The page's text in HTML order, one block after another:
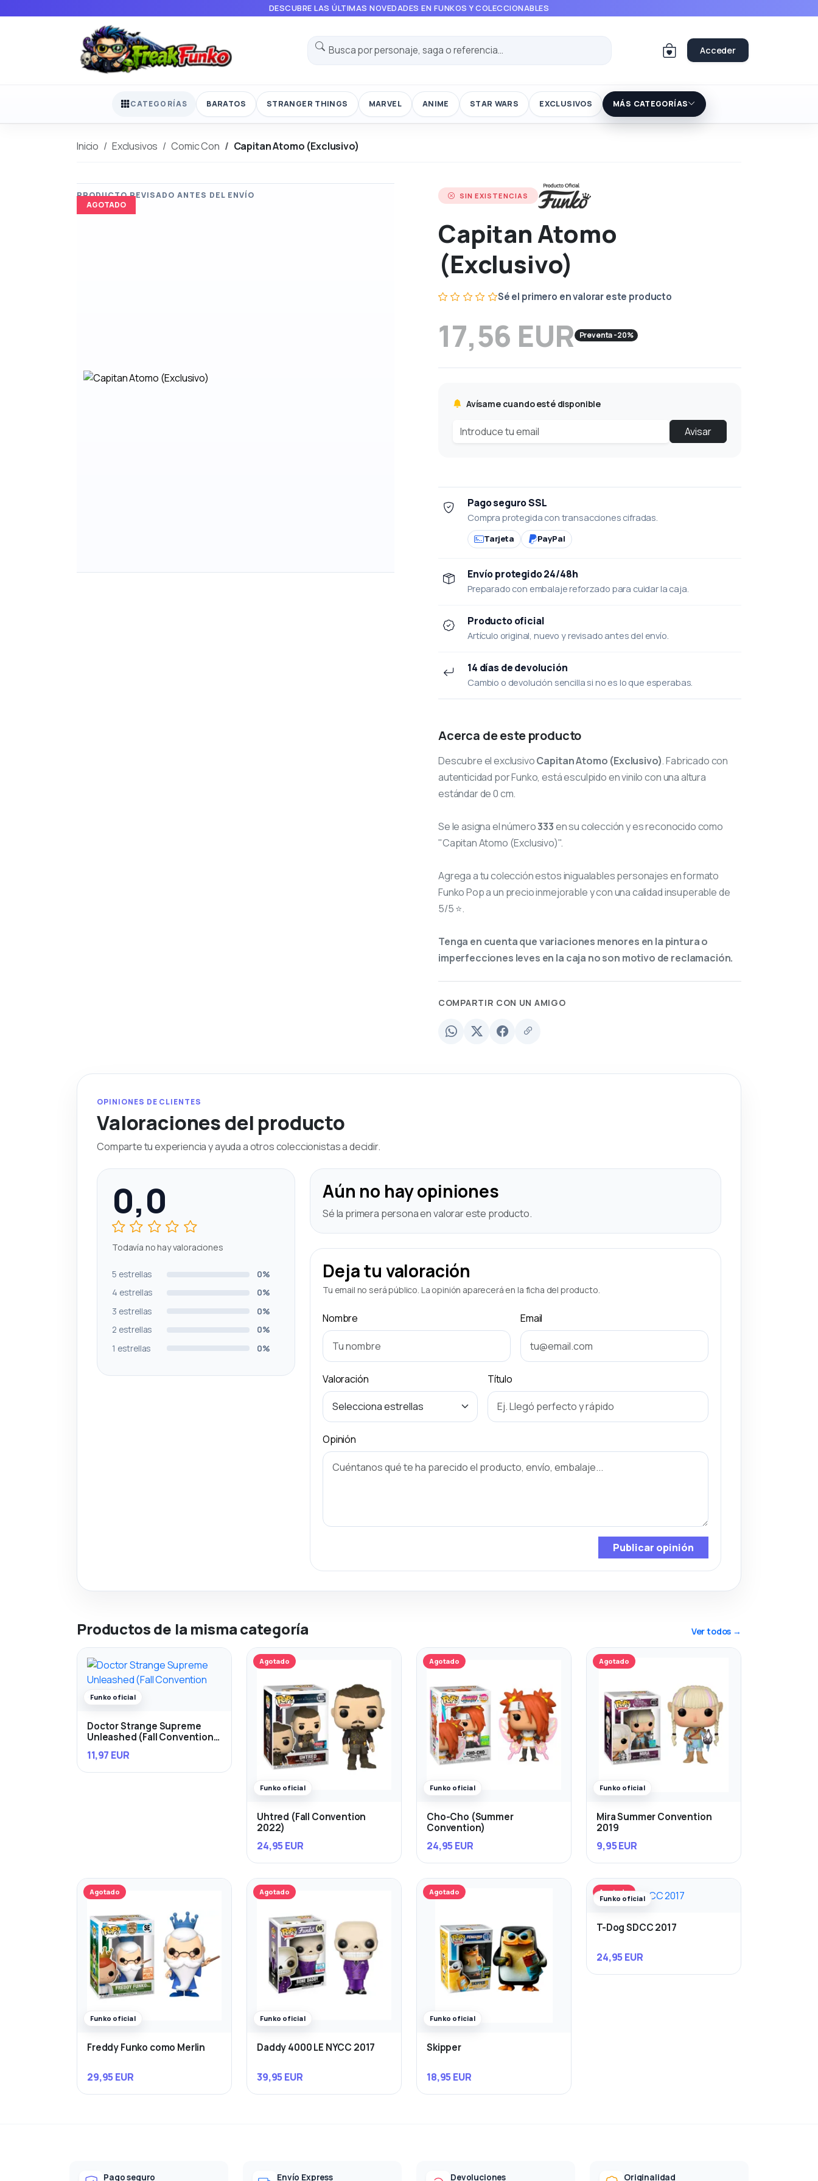
DESCUBRE LAS ÚLTIMAS NOVEDADES EN FUNKOS Y COLECCIONABLES
Acceder
CATEGORÍAS BARATOS STRANGER THINGS MARVEL ANIME STAR WARS EXCLUSIVOS MÁS CATEGORÍAS
Inicio Exclusivos Comic Con Capitan Atomo (Exclusivo)
AGOTADO
SIN EXISTENCIAS
Capitan Atomo
(Exclusivo)
Sé el primero en valorar este producto
17,56 EUR Preventa -20%
Avísame cuando esté disponible
Avisar
Pago seguro SSL
Compra protegida con transacciones cifradas.
Tarjeta PayPal
Envío protegido 24/48h
Preparado con embalaje reforzado para cuidar la caja.
Producto oficial
Artículo original, nuevo y revisado antes del envío.
14 días de devolución
Cambio o devolución sencilla si no es lo que esperabas.
Acerca de este producto
Descubre el exclusivoCapitan Atomo (Exclusivo). Fabricado con
autenticidad por Funko, está esculpido en vinilo con una altura
estándar de 0 cm.
Se le asigna el número333en su colección y es reconocido como
"Capitan Atomo (Exclusivo)".
Agrega a tu colección estos inigualables personajes en formato
Funko Pop a un precio inmejorable y con una calidad insuperable de
5/5 ⭐.
Tenga en cuenta que variaciones menores en la pintura o
imperfecciones leves en la caja no son motivo de reclamación.
COMPARTIR CON UN AMIGO
OPINIONES DE CLIENTES
Valoraciones del producto
Comparte tu experiencia y ayuda a otros coleccionistas a decidir.
0,0
Todavía no hay valoraciones
5 estrellas
0%
4 estrellas
0%
3 estrellas
0%
2 estrellas
0%
1 estrellas
0%
Aún no hay opiniones
Sé la primera persona en valorar este producto.
Deja tu valoración
Tu email no será público. La opinión aparecerá en la ficha del producto.
Nombre Email
Valoración Título
Opinión
Publicar opinión
Productos de la misma categoría Ver todos →
Funko oficial
Doctor Strange Supreme
Unleashed (Fall Convention
11,97 EUR
Agotado
Funko oficial
Uhtred (Fall Convention
2022)
24,95 EUR
Agotado
Funko oficial
Cho-Cho (Summer
Convention)
24,95 EUR
Agotado
Funko oficial
Mira Summer Convention
2019
9,95 EUR
Agotado
Funko oficial
Freddy Funko como Merlin
29,95 EUR
Agotado
Funko oficial
Daddy 4000 LE NYCC 2017
39,95 EUR
Agotado
Funko oficial
Skipper
18,95 EUR
Agotado
Funko oficial
T-Dog SDCC 2017
24,95 EUR
Pago seguro Envío Express Devoluciones Originalidad